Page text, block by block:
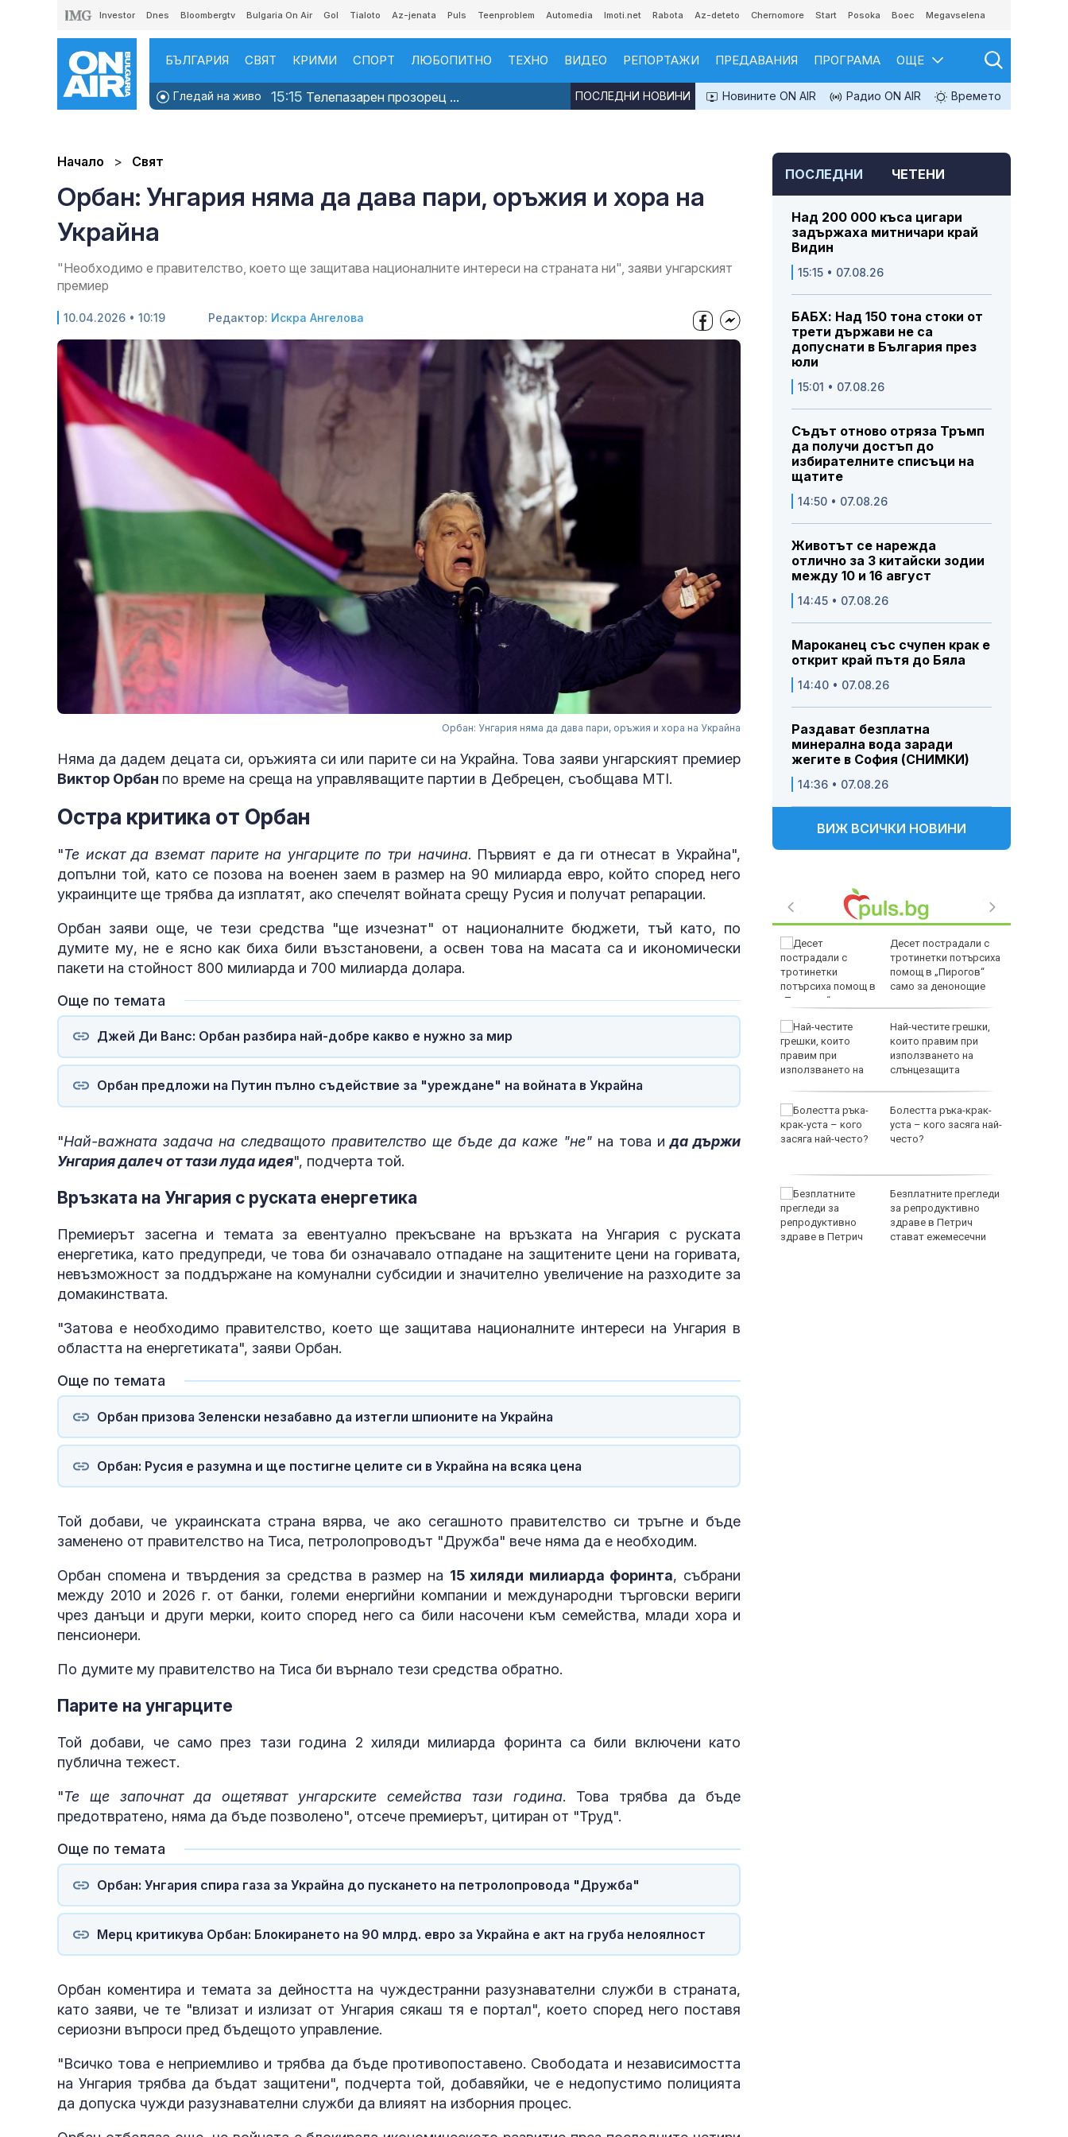
Investor Dnes Bloombergtv Bulgaria On Air Gol Tialoto Az-jenata Puls Teenproblem Automedia Imoti.net Rabota Az-deteto Chernomore Start Posoka Boec Megavselena
БЪЛГАРИЯ СВЯТ КРИМИ СПОРТ ЛЮБОПИТНО ТЕХНО ВИДЕО РЕПОРТАЖИ ПРЕДАВАНИЯ ПРОГРАМА ОЩЕ
Гледай на живо 15:15 Телепазарен прозорец ... Новините ON AIR Радио ON AIR Времето
ПОСЛЕДНИ НОВИНИ
Начало Свят
Орбан: Унгария няма да дава пари, оръжия и хора на
Украйна
"Необходимо е правителство, което ще защитава националните интереси на страната ни", заяви унгарският
премиер
10.04.2026 • 10:19 Редактор: Искра Ангелова
Орбан: Унгария няма да дава пари, оръжия и хора на Украйна
Няма да дадем децата си, оръжията си или парите си на Украйна. Това заяви унгарският премиер
Виктор Орбан по време на среща на управляващите партии в Дебрецен, съобщава MTI.
Остра критика от Орбан
"Те искат да вземат парите на унгарците по три начина. Първият е да ги отнесат в Украйна",
допълни той, като се позова на военен заем в размер на 90 милиарда евро, който според него
украинците ще трябва да изплатят, ако спечелят войната срещу Русия и получат репарации.
Орбан заяви още, че тези средства "ще изчезнат" от националните бюджети, тъй като, по
думите му, не е ясно как биха били възстановени, а освен това на масата са и икономически
пакети на стойност 800 милиарда и 700 милиарда долара.
Още по темата
Джей Ди Ванс: Орбан разбира най-добре какво е нужно за мир
Орбан предложи на Путин пълно съдействие за "уреждане" на войната в Украйна
"Най-важната задача на следващото правителство ще бъде да каже "не" на това и да държи
Унгария далеч от тази луда идея", подчерта той.
Връзката на Унгария с руската енергетика
Премиерът засегна и темата за евентуално прекъсване на връзката на Унгария с руската
енергетика, като предупреди, че това би означавало отпадане на защитените цени на горивата,
невъзможност за поддържане на комунални субсидии и значително увеличение на разходите за
домакинствата.
"Затова е необходимо правителство, което ще защитава националните интереси на Унгария в
областта на енергетиката", заяви Орбан.
Още по темата
Орбан призова Зеленски незабавно да изтегли шпионите на Украйна
Орбан: Русия е разумна и ще постигне целите си в Украйна на всяка цена
Той добави, че украинската страна вярва, че ако сегашното правителство си тръгне и бъде
заменено от правителство на Тиса, петролопроводът "Дружба" вече няма да е необходим.
Орбан спомена и твърдения за средства в размер на 15 хиляди милиарда форинта, събрани
между 2010 и 2026 г. от банки, големи енергийни компании и международни търговски вериги
чрез данъци и други мерки, които според него са били насочени към семейства, млади хора и
пенсионери.
По думите му правителство на Тиса би върнало тези средства обратно.
Парите на унгарците
Той добави, че само през тази година 2 хиляди милиарда форинта са били включени като
публична тежест.
"Те ще започнат да ощетяват унгарските семейства тази година. Това трябва да бъде
предотвратено, няма да бъде позволено", отсече премиерът, цитиран от "Труд".
Още по темата
Орбан: Унгария спира газа за Украйна до пускането на петролопровода "Дружба"
Мерц критикува Орбан: Блокирането на 90 млрд. евро за Украйна е акт на груба нелоялност
Орбан коментира и темата за дейността на чуждестранни разузнавателни служби в страната,
като заяви, че те "влизат и излизат от Унгария сякаш тя е портал", което според него поставя
сериозни въпроси пред бъдещото управление.
"Всичко това е неприемливо и трябва да бъде противопоставено. Свободата и независимостта
на Унгария трябва да бъдат защитени", подчерта той, добавяйки, че е недопустимо полицията
да допуска чужди разузнавателни служби да влияят на изборния процес.
ПОСЛЕДНИ ЧЕТЕНИ
Над 200 000 къса цигари
задържаха митничари край
Видин
15:15 • 07.08.26
БАБХ: Над 150 тона стоки от
трети държави не са
допуснати в България през
юли
15:01 • 07.08.26
Съдът отново отряза Тръмп
да получи достъп до
избирателните списъци на
щатите
14:50 • 07.08.26
Животът се нарежда
отлично за 3 китайски зодии
между 10 и 16 август
14:45 • 07.08.26
Мароканец със счупен крак е
открит край пътя до Бяла
14:40 • 07.08.26
Раздават безплатна
минерална вода заради
жегите в София (СНИМКИ)
14:36 • 07.08.26
ВИЖ ВСИЧКИ НОВИНИ
Трагедия: Дете почина
вода в София заради
жегите
ЕС с нови санкции в
въздушни удари по
хълм в Пловдив
Десет пострадали с
тротинетки потърсиха
помощ в „Пирогов“
само за денонощие
Най-честите грешки,
които правим при
използването на
слънцезащита
Болестта ръка-крак-
уста – кого засяга най-
често?
Безплатните прегледи
за репродуктивно
здраве в Петрич
стават ежемесечни